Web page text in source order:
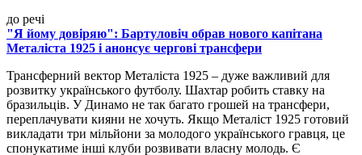
до речі
"Я йому довіряю": Бартуловіч обрав нового капітана
Металіста 1925 і анонсує чергові трансфери
Трансферний вектор Металіста 1925 – дуже важливий для
розвитку українського футболу. Шахтар робить ставку на
бразильців. У Динамо не так багато грошей на трансфери,
переплачувати кияни не хочуть. Якщо Металіст 1925 готовий
викладати три мільйони за молодого українського гравця, це
спонукатиме інші клуби розвивати власну молодь. Є